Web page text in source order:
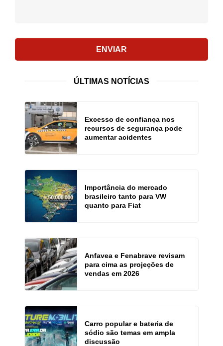
ENVIAR
ÚLTIMAS NOTÍCIAS
Excesso de confiança nos
recursos de segurança pode
aumentar acidentes
Importância do mercado
brasileiro tanto para VW
quanto para Fiat
Anfavea e Fenabrave revisam
para cima as projeções de
vendas em 2026
Carro popular e bateria de
sódio são temas em ampla
discussão